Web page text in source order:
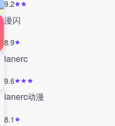
9.2
漫闪
8.9
lanerc
9.6
lanerc动漫
8.1